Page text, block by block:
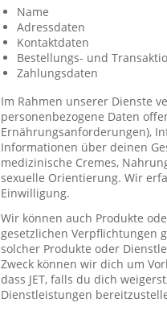
Name
Adressdaten
Kontaktdaten
Bestellungs- und
Zahlungsdaten
Im Rahmen unserer Dienste
personenbezogene Daten
Ernährungsanforderungen),
Informationen über deinen
medizinische Cremes,
sexuelle Orientierung. Wir
Einwilligung.
Wir können auch Produkte
gesetzlichen Verpflichtungen
solcher Produkte oder
Zweck können wir dich um
dass JET, falls du dich
Dienstleistungen